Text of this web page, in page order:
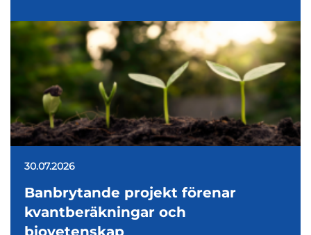
30.07.2026
Banbrytande projekt förenar
kvantberäkningar och
biovetenskap